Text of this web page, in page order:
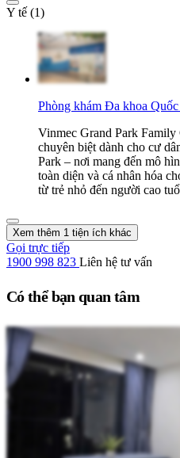
Y tế (1)
Phòng khám Đa khoa
Vinmec Grand Park
chuyên biệt dành cho cư
Park – nơi mang đến mô
toàn diện và cá nhân hóa
từ trẻ nhỏ đến người cao
Xem thêm 1 tiện ích khác
Gọi trực tiếp
1900 998 823 Liên hệ tư vấn
Có thể bạn quan tâm